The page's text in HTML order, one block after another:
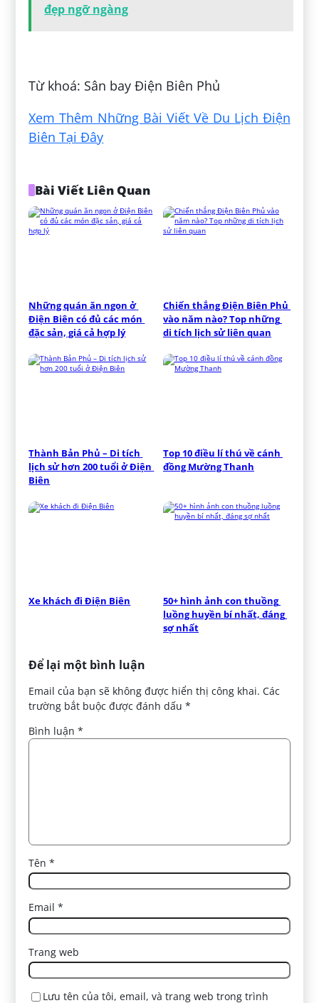
đẹp ngỡ ngàng
Từ khoá: Sân bay Điện Biên Phủ
Xem Thêm Những Bài Viết Về Du Lịch Điện
Biên Tại Đây
Bài Viết Liên Quan
Những quán ăn ngon ở
Điện Biên có đủ các món
đặc sản, giá cả hợp lý
Chiến thắng Điện Biên Phủ
vào năm nào? Top những
di tích lịch sử liên quan
Thành Bản Phủ – Di tích
lịch sử hơn 200 tuổi ở Điện
Biên
Top 10 điều lí thú về cánh
đồng Mường Thanh
Xe khách đi Điện Biên
50+ hình ảnh con thuồng
luồng huyền bí nhất, đáng
sợ nhất
Để lại một bình luận
Email của bạn sẽ không được hiển thị công khai. Các
trường bắt buộc được đánh dấu*
Bình luận*
Tên*
Email*
Trang web
Lưu tên của tôi, email, và trang web trong trình